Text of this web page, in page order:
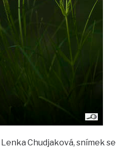
Chudjaková, snímek se